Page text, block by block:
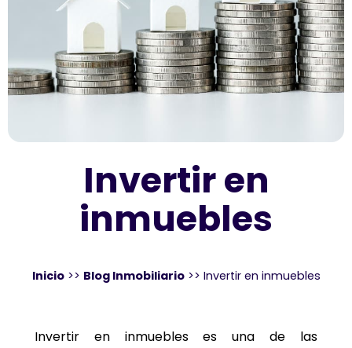
Invertir en
inmuebles
Inicio>> Blog Inmobiliario>> Invertir en inmuebles
Invertir en inmuebles es una de las